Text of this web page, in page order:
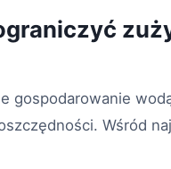
gospodarowanie
Wśród